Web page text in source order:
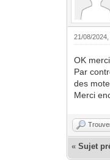
21/08/
OK
Par
des
Merci
«Sujet